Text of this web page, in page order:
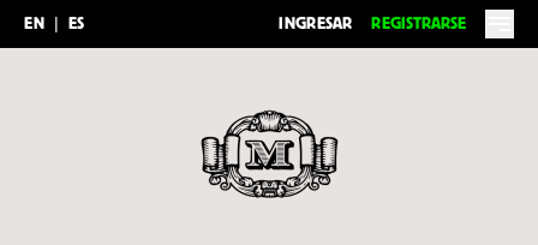
EN | ES INGRESAR REGISTRARSE